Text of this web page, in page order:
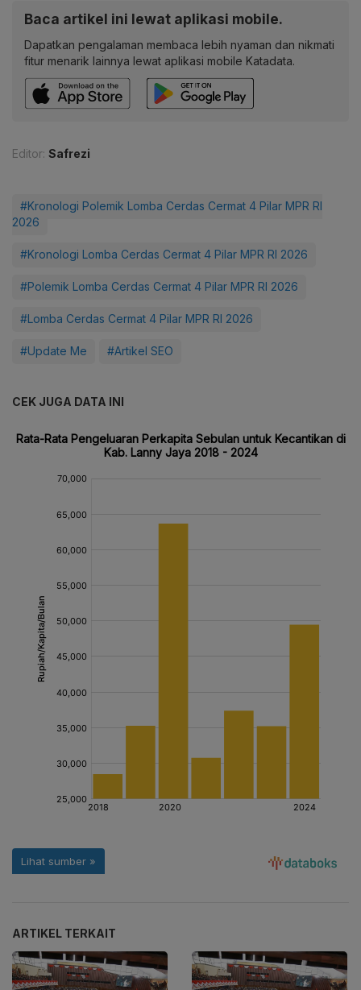
Baca artikel ini lewat aplikasi mobile.
Dapatkan pengalaman membaca lebih nyaman dan nikmati
fitur menarik lainnya lewat aplikasi mobile Katadata.
Editor: Safrezi
#Kronologi Polemik Lomba Cerdas Cermat 4 Pilar MPR RI
2026
#Kronologi Lomba Cerdas Cermat 4 Pilar MPR RI 2026
#Polemik Lomba Cerdas Cermat 4 Pilar MPR RI 2026
#Lomba Cerdas Cermat 4 Pilar MPR RI 2026
#Update Me #Artikel SEO
CEK JUGA DATA INI
ARTIKEL TERKAIT